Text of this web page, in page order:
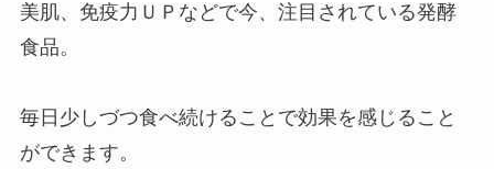
美肌、免疫力ＵＰなどで今、注目されている発酵
食品。
毎日少しづつ食べ続けることで効果を感じること
ができます。